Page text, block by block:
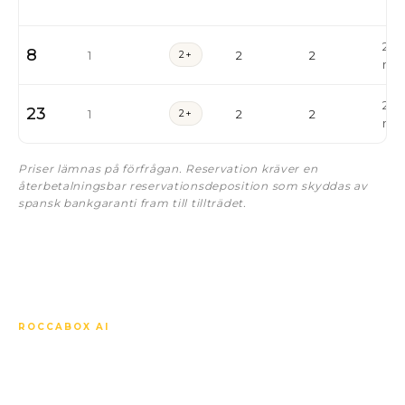
8 1 2+ 2 2
230
m²
23 1 2+ 2 2
227
m²
Priser lämnas på förfrågan. Reservation kräver en
återbetalningsbar reservationsdeposition som skyddas av
spansk bankgaranti fram till tillträdet.
ROCCABOX AI